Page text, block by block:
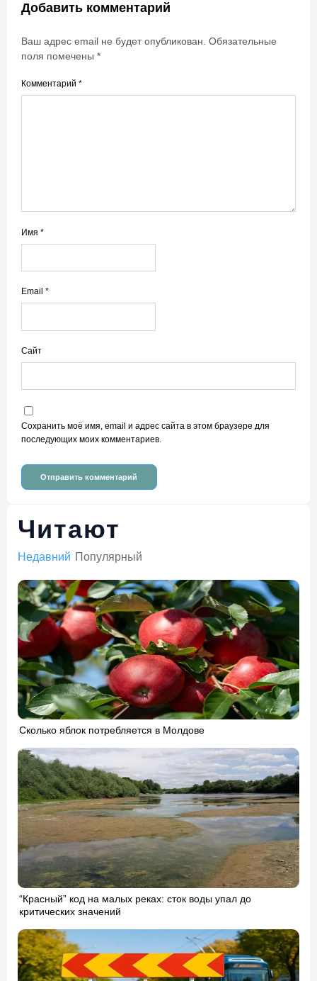
Добавить комментарий
Ваш адрес email не будет опубликован. Обязательные
поля помечены *
Комментарий *
Имя *
Email *
Сайт
Сохранить моё имя, email и адрес сайта в этом браузере для
последующих моих комментариев.
Читают
Недавний Популярный
Сколько яблок потребляется в Молдове
“Красный” код на малых реках: сток воды упал до
критических значений